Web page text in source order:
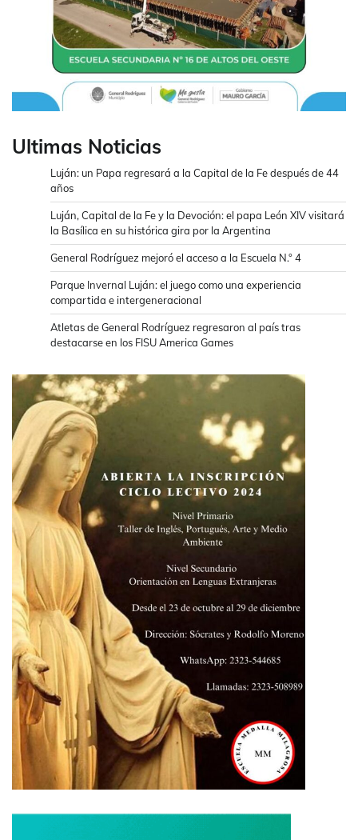
Ultimas Noticias
Luján: un Papa regresará a la Capital de la Fe después de 44
años
Luján, Capital de la Fe y la Devoción: el papa León XIV visitará
la Basílica en su histórica gira por la Argentina
General Rodríguez mejoró el acceso a la Escuela N.° 4
Parque Invernal Luján: el juego como una experiencia
compartida e intergeneracional
Atletas de General Rodríguez regresaron al país tras
destacarse en los FISU America Games